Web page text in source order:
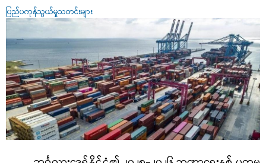
ပြည်ပကုန်သွယ်မှုသတင်းများ